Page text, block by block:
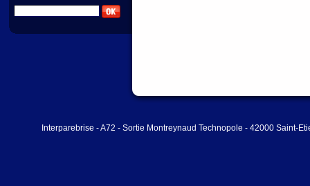
Interparebrise - A72 - Sortie Montreynaud Technopole - 42000 Saint-